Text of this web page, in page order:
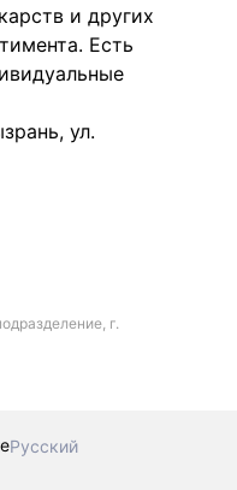
и других
Есть
ул.
г.
Русский